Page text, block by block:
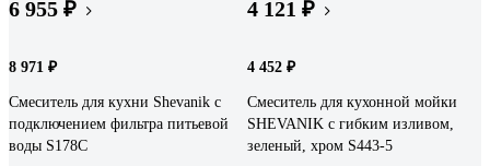
6 955 ₽
8 971 ₽
Смеситель для кухни Shevanik с
подключением фильтра питьевой
воды S178C
4 121 ₽
4 452 ₽
Смеситель для кухонной мойки
SHEVANIK с гибким изливом,
зеленый, хром S443-5